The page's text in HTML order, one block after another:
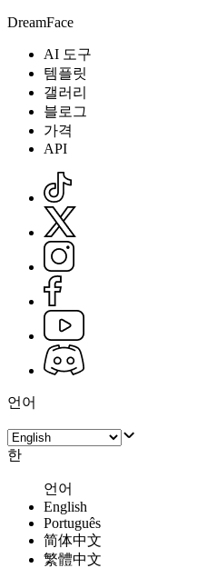
DreamFace
AI 도구
템플릿
갤러리
블로그
가격
API
언어
한
언어
English
Português
简体中文
繁體中文